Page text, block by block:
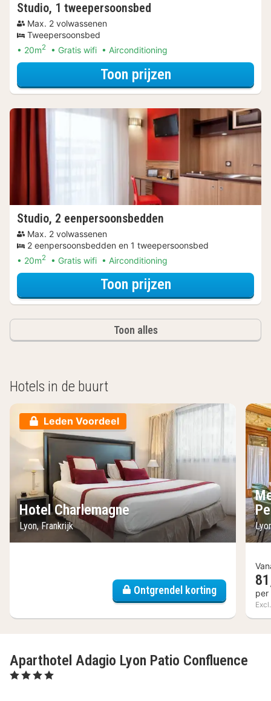
Studio, 1 tweepersoonsbed
Max. 2 volwassenen
Tweepersoonsbed
20m2 Gratis wifi Airconditioning
Toon prijzenvoor Beleef de
Studio, 2 eenpersoonsbedden
Max. 2 volwassenen
2 eenpersoonsbedden en 1 tweepersoonsbed
20m2 Gratis wifi Airconditioning
Toon prijzenvoor Beleef de
Toon alles
Hotels in de buurt
Leden Voordeel
Hotel Charlemagne
Lyon, Frankrijk
Ontgrendel korting per
Aparthotel Adagio Lyon Patio Confluence
, 4 Sterren